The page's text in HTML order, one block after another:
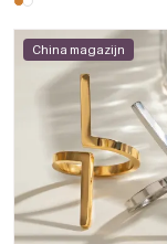
China magazijn